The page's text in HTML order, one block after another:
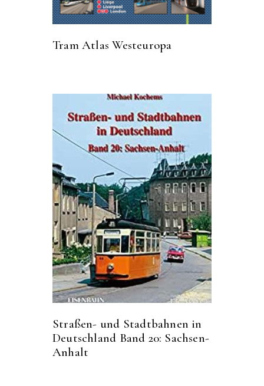
Tram Atlas Westeuropa
Straßen- und Stadtbahnen in
Deutschland Band 20: Sachsen-
Anhalt